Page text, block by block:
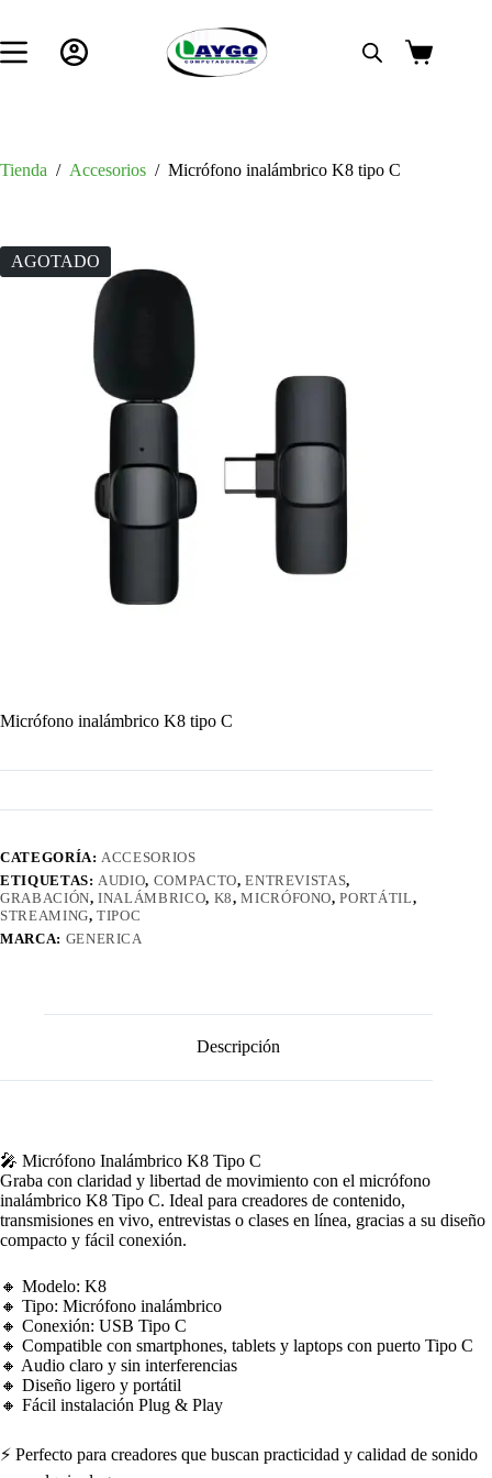
contenido
Carro
Tienda / Accesorios / Micrófono inalámbrico K8 tipo C
AGOTADO
Micrófono inalámbrico K8 tipo C
CATEGORÍA: ACCESORIOS
ETIQUETAS: AUDIO, COMPACTO,ENTREVISTAS,
GRABACIÓN,INALÁMBRICO, K8,MICRÓFONO,PORTÁTIL,
STREAMING,TIPOC
MARCA: GENERICA
Descripción
🎤 Micrófono Inalámbrico K8 Tipo C
Graba con claridad y libertad de movimiento con el micrófono
inalámbrico K8 Tipo C. Ideal para creadores de contenido,
transmisiones en vivo, entrevistas o clases en línea, gracias a su diseño
compacto y fácil conexión.
🔸 Modelo: K8
🔸 Tipo: Micrófono inalámbrico
🔸 Conexión: USB Tipo C
🔸 Compatible con smartphones, tablets y laptops con puerto Tipo C
🔸 Audio claro y sin interferencias
🔸 Diseño ligero y portátil
🔸 Fácil instalación Plug & Play
⚡ Perfecto para creadores que buscan practicidad y calidad de sonido